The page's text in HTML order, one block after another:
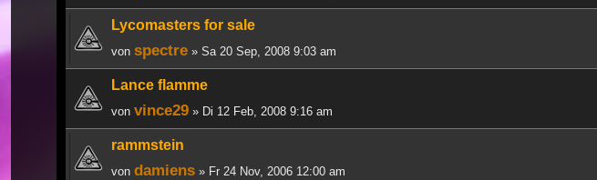
Lycomasters for sale
von spectre » Sa 20 Sep, 2008 9:03 am
Lance flamme
von vince29 » Di 12 Feb, 2008 9:16 am
rammstein
von damiens » Fr 24 Nov, 2006 12:00 am